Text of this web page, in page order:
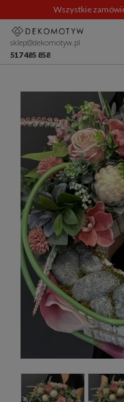
Wszystkie
sklep@dekomotyw.pl
517 485 858